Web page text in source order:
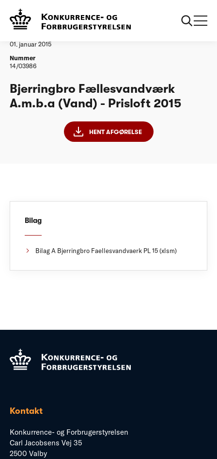
Vandtilsyn
01. januar 2015
Nummer
14/03986
Bjerringbro Fællesvandværk
A.m.b.a (Vand) - Prisloft 2015
HENT AFGØRELSE
Bilag
Bilag A Bjerringbro Faellesvandvaerk PL 15 (xlsm)
Kontakt
Konkurrence- og Forbrugerstyrelsen
Carl Jacobsens Vej 35
2500 Valby